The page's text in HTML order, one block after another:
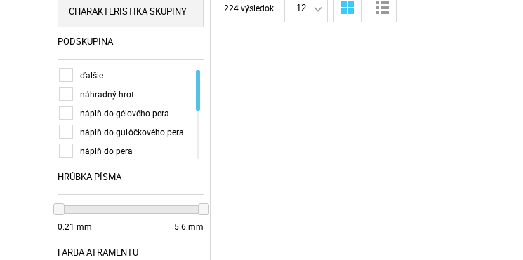
FABER-CASTELL
FELLOWES
ICO
PENAC
PENTEL
PILOT
ROTRING
SCHNEIDER
STABILO
TROIKA
CHARAKTERISTIKA SKUPINY
PODSKUPINA
ďalšie
náhradný hrot
náplň do gélového pera
náplň do guľôčkového pera
náplň do pera
náplň do rollera
popisovač náplň
ceruzky na opravy
HRÚBKA PÍSMA
0.21 mm 5.6 mm
FARBA ATRAMENTU
224 výsledok 12